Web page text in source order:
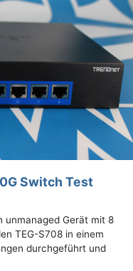
Switch Test
unmanaged Gerät mit 8
TEG-S708 in einem
durchgeführt und